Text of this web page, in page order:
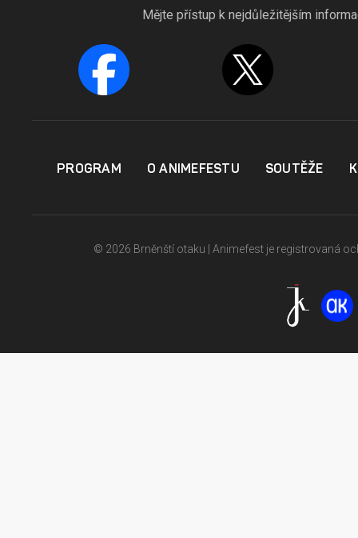
Mějte přístup k nejdůležitějším
PROGRAM O ANIMEFESTU SOUTĚŽE
© 2026 Brněnští otaku | Animefest je registrovaná